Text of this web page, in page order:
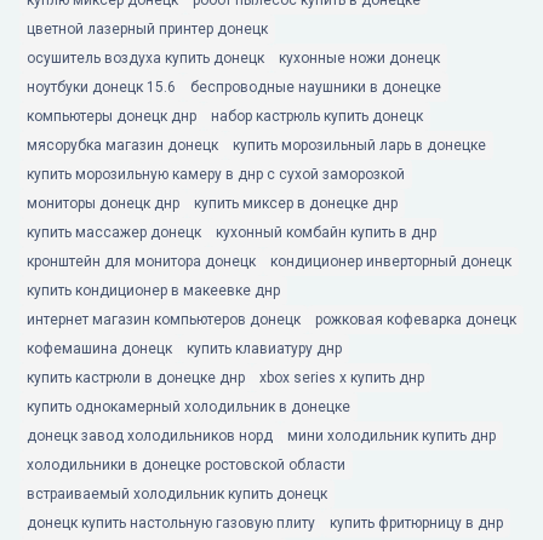
цветной лазерный принтер донецк
осушитель воздуха купить донецк
кухонные ножи донецк
ноутбуки донецк 15.6
беспроводные наушники в донецке
компьютеры донецк днр
набор кастрюль купить донецк
мясорубка магазин донецк
купить морозильный ларь в донецке
купить морозильную камеру в днр с сухой заморозкой
мониторы донецк днр
купить миксер в донецке днр
купить массажер донецк
кухонный комбайн купить в днр
кронштейн для монитора донецк
кондиционер инверторный донецк
купить кондиционер в макеевке днр
интернет магазин компьютеров донецк
рожковая кофеварка донецк
кофемашина донецк
купить клавиатуру днр
купить кастрюли в донецке днр
xbox series x купить днр
купить однокамерный холодильник в донецке
донецк завод холодильников норд
мини холодильник купить днр
холодильники в донецке ростовской области
встраиваемый холодильник купить донецк
донецк купить настольную газовую плиту
купить фритюрницу в днр